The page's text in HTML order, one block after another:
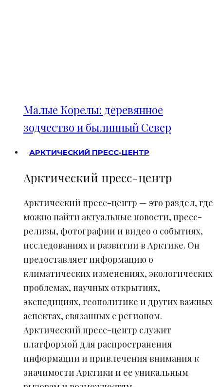
Малые Корелы: деревянное
зодчество и былинный Север
АРКТИЧЕСКИЙ ПРЕСС-ЦЕНТР
Арктический пресс-центр
Арктический пресс-центр — это раздел, где
можно найти актуальные новости, пресс-
релизы, фотографии и видео о событиях,
исследованиях и развитии в Арктике. Он
предоставляет информацию о
климатических изменениях, экологических
проблемах, научных открытиях,
экспедициях, геополитике и других важных
аспектах, связанных с регионом.
Арктический пресс-центр служит
платформой для распространения
информации и привлечения внимания к
значимости Арктики и ее уникальным